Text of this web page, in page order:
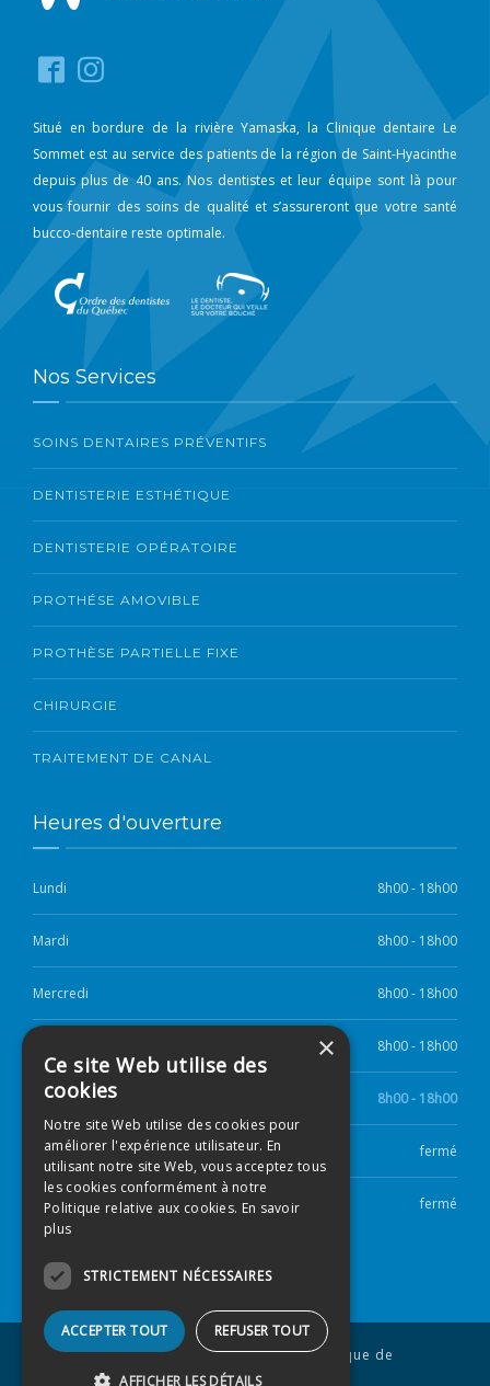
Situé en bordure de la rivière Yamaska, la Clinique dentaire Le
Sommet est au service des patients de la région de Saint-Hyacinthe
depuis plus de 40 ans. Nos dentistes et leur équipe sont là pour
vous fournir des soins de qualité et s’assureront que votre santé
bucco-dentaire reste optimale.
Nos Services
SOINS DENTAIRES PRÉVENTIFS
DENTISTERIE ESTHÉTIQUE
DENTISTERIE OPÉRATOIRE
PROTHÉSE AMOVIBLE
PROTHÈSE PARTIELLE FIXE
CHIRURGIE
TRAITEMENT DE CANAL
Heures d'ouverture
Lundi 8h00 - 18h00
Mardi 8h00 - 18h00
Mercredi 8h00 - 18h00
8h00 - 18h00
Vendredi 8h00 - 18h00
Samedi fermé
Dimanche fermé
© 2026 Clinique Dentaire Le Sommet.Politique de
confidentialité
×
Ce site Web utilise des
cookies
Notre site Web utilise des cookies pour
améliorer l'expérience utilisateur. En
utilisant notre site Web, vous acceptez tous
les cookies conformément à notre
Politique relative aux cookies. En savoir
plus
STRICTEMENT NÉCESSAIRES
ACCEPTER TOUT REFUSER TOUT
AFFICHER LES DÉTAILS